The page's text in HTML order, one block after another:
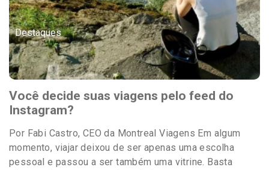
Destaques
Você decide suas viagens pelo feed do
Instagram?
Por Fabi Castro, CEO da Montreal Viagens Em algum
momento, viajar deixou de ser apenas uma escolha
pessoal e passou a ser também uma vitrine. Basta